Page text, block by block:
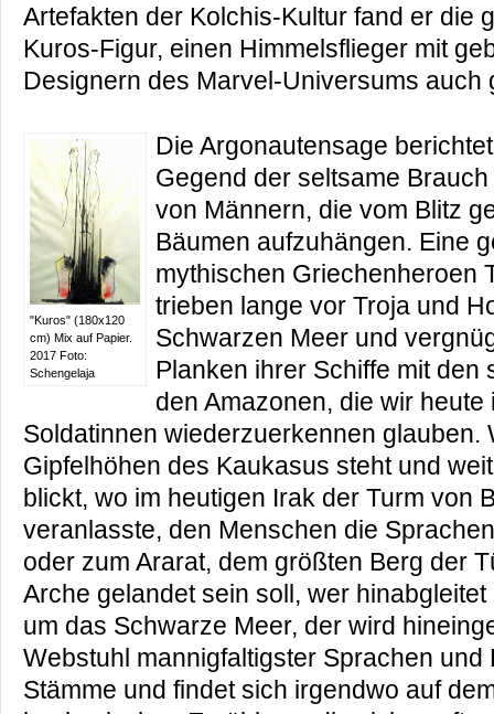
Artefakten der Kolchis-Kultur fand er die
Kuros-Figur, einen Himmelsflieger mit
Designern des Marvel-Universums auch
"Kuros" (180x120
cm) Mix auf Papier.
2017 Foto:
Schengelaja
Die Argonautensage
Gegend der seltsame
von Männern, die vom Blitz
Bäumen aufzuhängen. Eine
mythischen Griechenheroen
trieben lange vor Troja und
Schwarzen Meer und
Planken ihrer Schiffe mit den
den Amazonen, die wir
Soldatinnen wiederzuerkennen glauben.
Gipfelhöhen des Kaukasus steht und
blickt, wo im heutigen Irak der Turm von
veranlasste, den Menschen die
oder zum Ararat, dem größten Berg der
Arche gelandet sein soll, wer
um das Schwarze Meer, der wird
Webstuhl mannigfaltigster Sprachen und
Stämme und findet sich irgendwo auf